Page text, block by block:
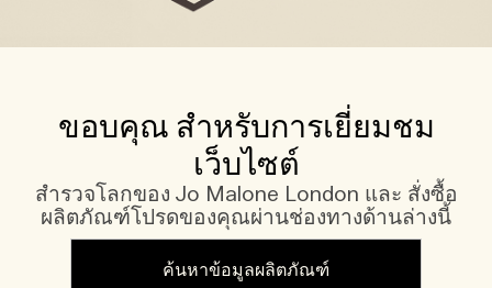
ขอบคุณ สำหรับการเยี่ยมชม
เว็บไซต์
สำรวจโลกของ Jo Malone London และ สั่งซื้อ
ผลิตภัณฑ์โปรดของคุณผ่านช่องทางด้านล่างนี้
ค้นหาข้อมูลผลิตภัณฑ์